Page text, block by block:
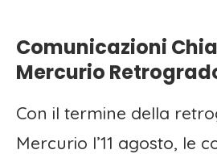
Comunicazioni
Mercurio
Con il termine della
Mercurio l’11 agosto, le